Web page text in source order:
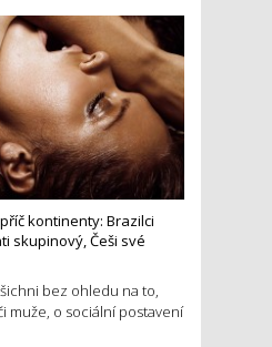
kontinenty: Brazilci
skupinový, Češi své
bez ohledu na to,
muže, o sociální postavení